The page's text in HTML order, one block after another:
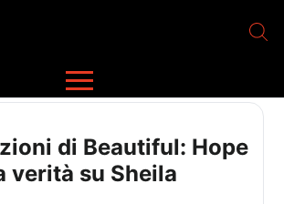
di Beautiful: Hope
verità su Sheila